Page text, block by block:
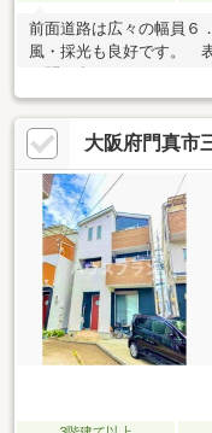
前面道路は広々の幅員
風・採光も良好です。
大阪府門真市